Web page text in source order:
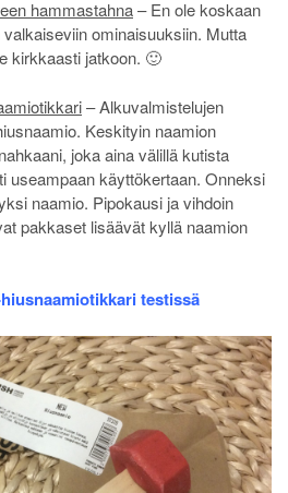
hammastahna– En ole koskaan
ominaisuuksiin. Mutta
kirkkaasti jatkoon. 🙂
– Alkuvalmistelujen
Keskityin naamion
joka aina välillä kutista
useampaan käyttökertaan. Onneksi
naamio. Pipokausi ja vihdoin
pakkaset lisäävät kyllä naamion
testissä